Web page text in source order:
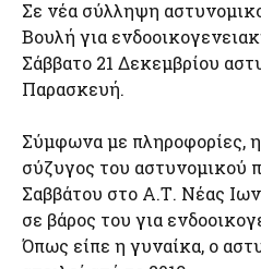
Σε νέα σύλληψη
Βουλή για
Σάββατο 21 Δεκεμβρίου
Παρασκευή.
Σύμφωνα με πληροφορίες,
σύζυγος του αστυνομικού
Σαββάτου στο Α.Τ. Νέας
σε βάρος του για
Όπως είπε η γυναίκα, ο